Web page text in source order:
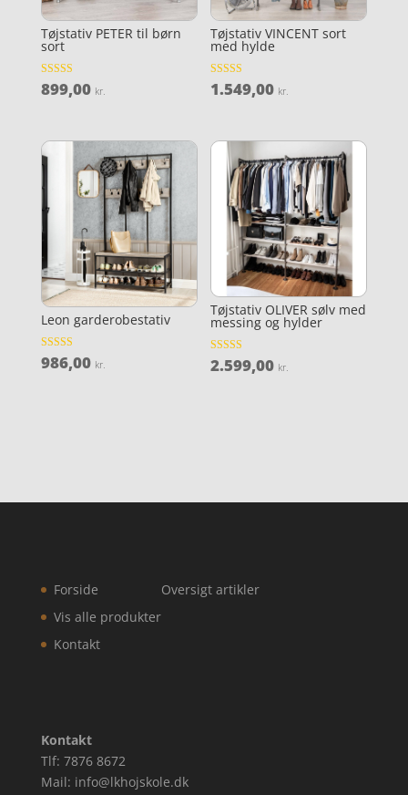
Tøjstativ PETER til børn
sort
Vurderet
4.6
899,00 kr.
Tøjstativ VINCENT sort
med hylde
Vurderet
4.7
1.549,00 kr.
Leon garderobestativ
Vurderet
4.7
986,00 kr.
Tøjstativ OLIVER sølv med
messing og hylder
Vurderet
4.7
2.599,00 kr.
Forside
Vis alle produkter
Kontakt
Oversigt artikler
Kontakt
Tlf: 7876 8672
Mail: info@lkhojskole.dk